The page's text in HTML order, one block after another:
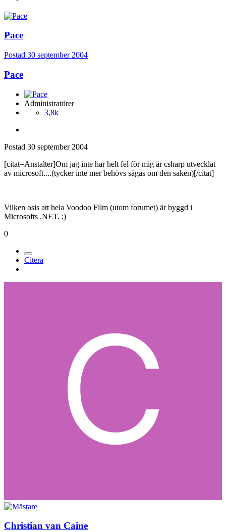
Pace
Postad 30 september 2004
Pace
Administratörer
3,8k
Postad 30 september 2004
[citat=Anstalter]Om jag inte har helt fel för mig är csharp utvecklat
av microsoft....(tycker inte mer behövs sägas om den saken)[/citat]
Vilken osis att hela Voodoo Film (utom forumet) är byggd i
Microsofts .NET. ;)
0
Citera
Christian van Caine